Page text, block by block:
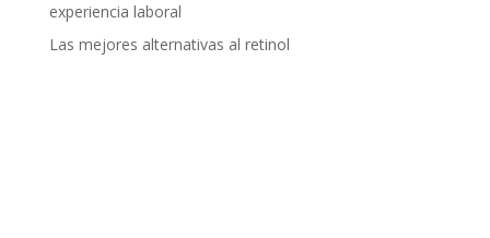
experiencia laboral
Las mejores alternativas al retinol